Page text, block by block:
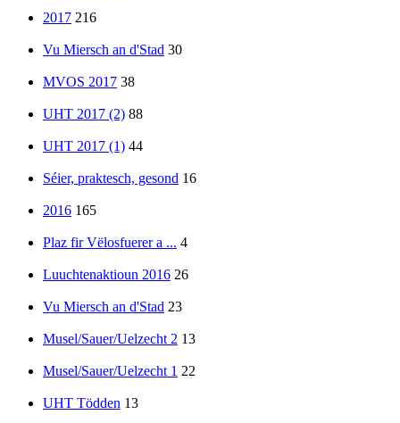
2017 216
Vu Miersch an d'Stad 30
MVOS 2017 38
UHT 2017 (2) 88
UHT 2017 (1) 44
Séier, praktesch, gesond 16
2016 165
Plaz fir Vëlosfuerer a ... 4
Luuchtenaktioun 2016 26
Vu Miersch an d'Stad 23
Musel/Sauer/Uelzecht 2 13
Musel/Sauer/Uelzecht 1 22
UHT Tödden 13